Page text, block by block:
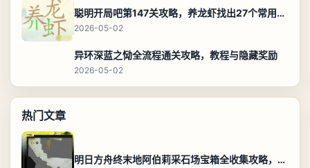
聪明开局吧第147关攻略，养龙虾找出27个常用字通关答案
2026-05-02
异环深蓝之恸全流程通关攻略，教程与隐藏奖励
2026-05-02
热门文章
明日方舟终末地阿伯莉采石场宝箱全收集攻略，全点位分布图与路线